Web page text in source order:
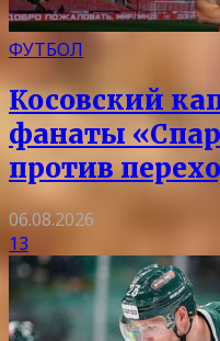
ФУТБОЛ
Косовский
фанаты
против
06.08.2026
13